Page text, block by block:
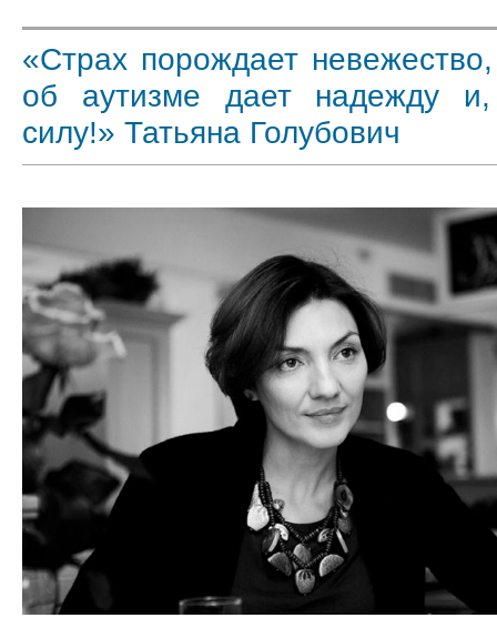
«Страх порождает
об аутизме дает надежду и,
силу!» Татьяна Голубович